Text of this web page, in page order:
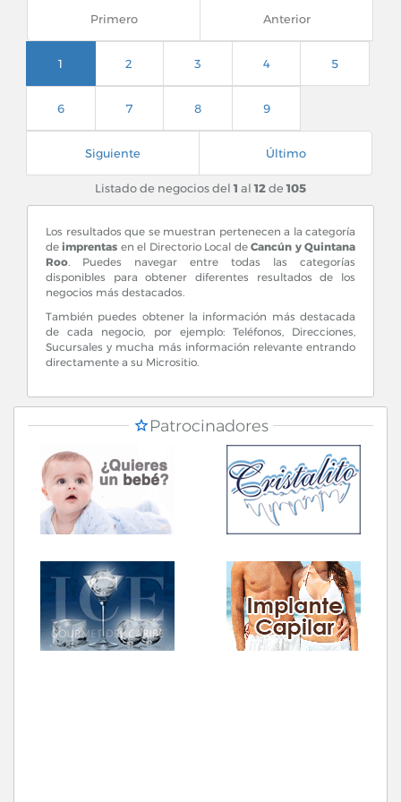
Playa del Carmen, Quintana Roo
Suc. Playa II Av. 30 entre Calles 2 y 4 Col. Centro
Primero Anterior
1 2 3 4 5
6 7 8 9
Siguiente Último
Listado de negocios del1 al12de105
Los resultados que se muestran pertenecen a la categoría
deimprentas en el Directorio Local deCancún y Quintana
Roo. Puedes navegar entre todas las categorías
disponibles para obtener diferentes resultados de los
negocios más destacados.
También puedes obtener la información más destacada
de cada negocio, por ejemplo: Teléfonos, Direcciones,
Sucursales y mucha más información relevante entrando
directamente a su Micrositio.
Patrocinadores